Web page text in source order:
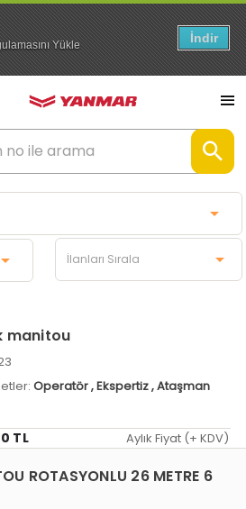
Yükle İndir
manitou
Operatör, Ekspertiz, Ataşman
TL Aylık Fiyat (+ KDV)
ROTASYONLU 26 METRE 6